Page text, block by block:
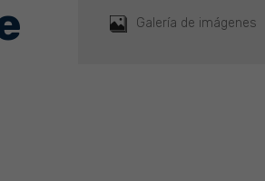
Galería de imágenes